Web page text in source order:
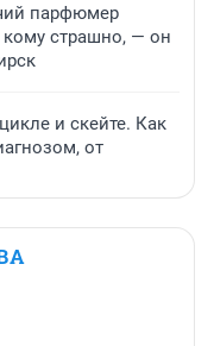
парфюмер
кому страшно, — он
и скейте. Как
от